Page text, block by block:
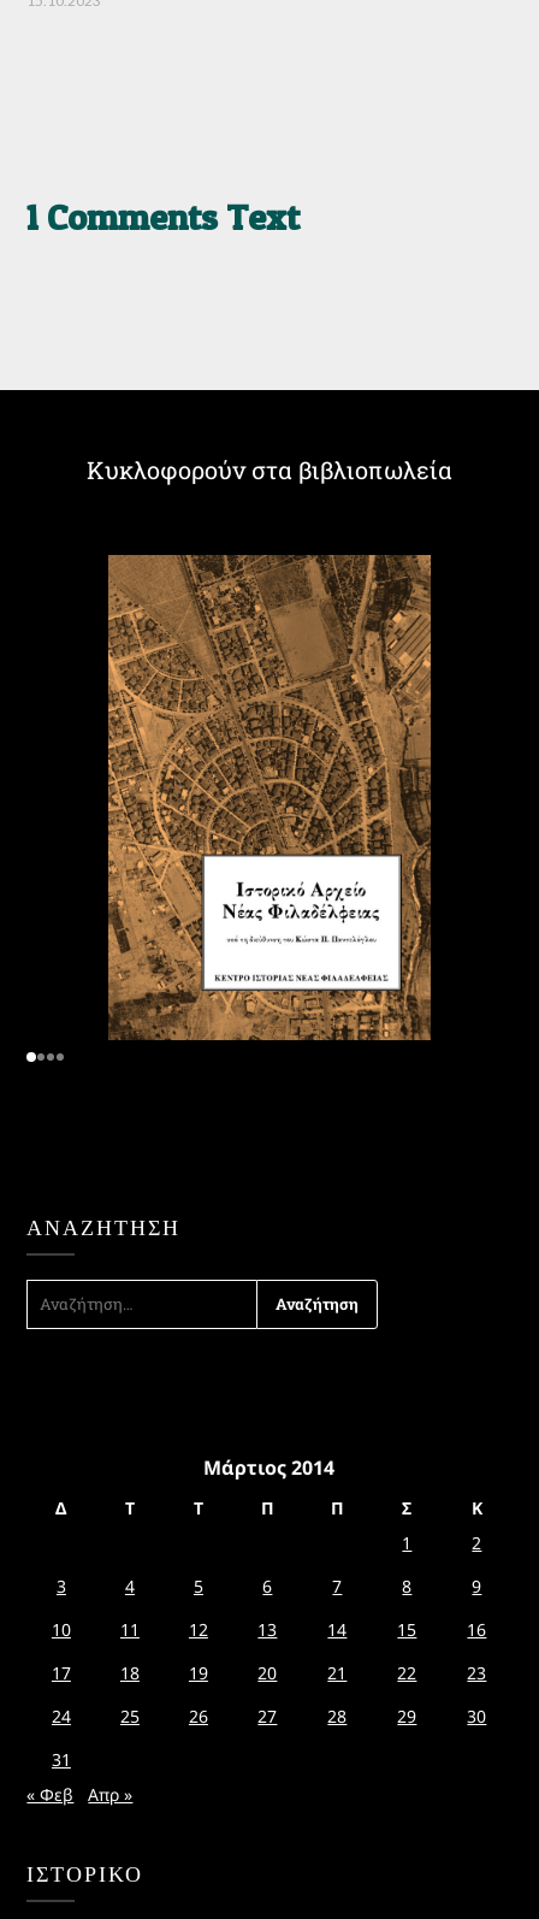
1 Comments Text
Κυκλοφορούν στα βιβλιοπωλεία
ΑΝΑΖΉΤΗΣΗ
ΑΝΑΖΉΤΗΣΗ
ΓΙΑ:
Μάρτιος 2014
Δ Τ Τ Π Π Σ
Κ
1
2
3
4 5 6 7 8
9
10
11 12 13 14 15
16
17
18 19 20 21 22
23
24
25 26 27 28 29
30
31
« Φεβ
Απρ »
ΙΣΤΟΡΙΚΌ